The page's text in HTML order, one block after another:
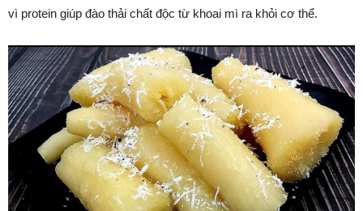
vì protein giúp đào thải chất độc từ khoai mì ra khỏi cơ thể.